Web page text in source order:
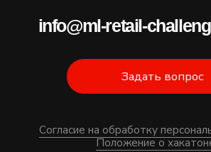
Регистрация
сибо за
ерес